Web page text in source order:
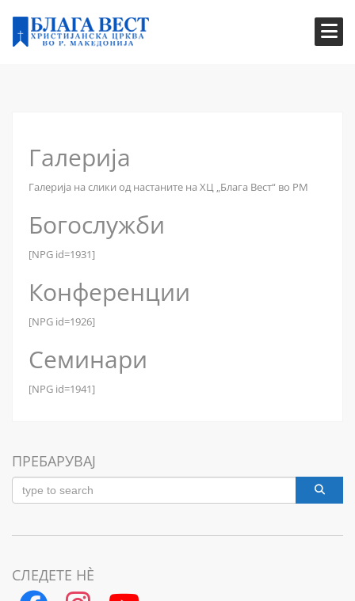
Галерија
Галерија на слики од настаните на ХЦ „Блага Вест“ во РМ
Богослужби
[NPG id=1931]
Конференции
[NPG id=1926]
Семинари
[NPG id=1941]
ПРЕБАРУВАЈ
СЛЕДЕТЕ НЀ